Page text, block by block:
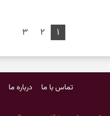
۱ ۲ ۳
تماس با ما درباره ما